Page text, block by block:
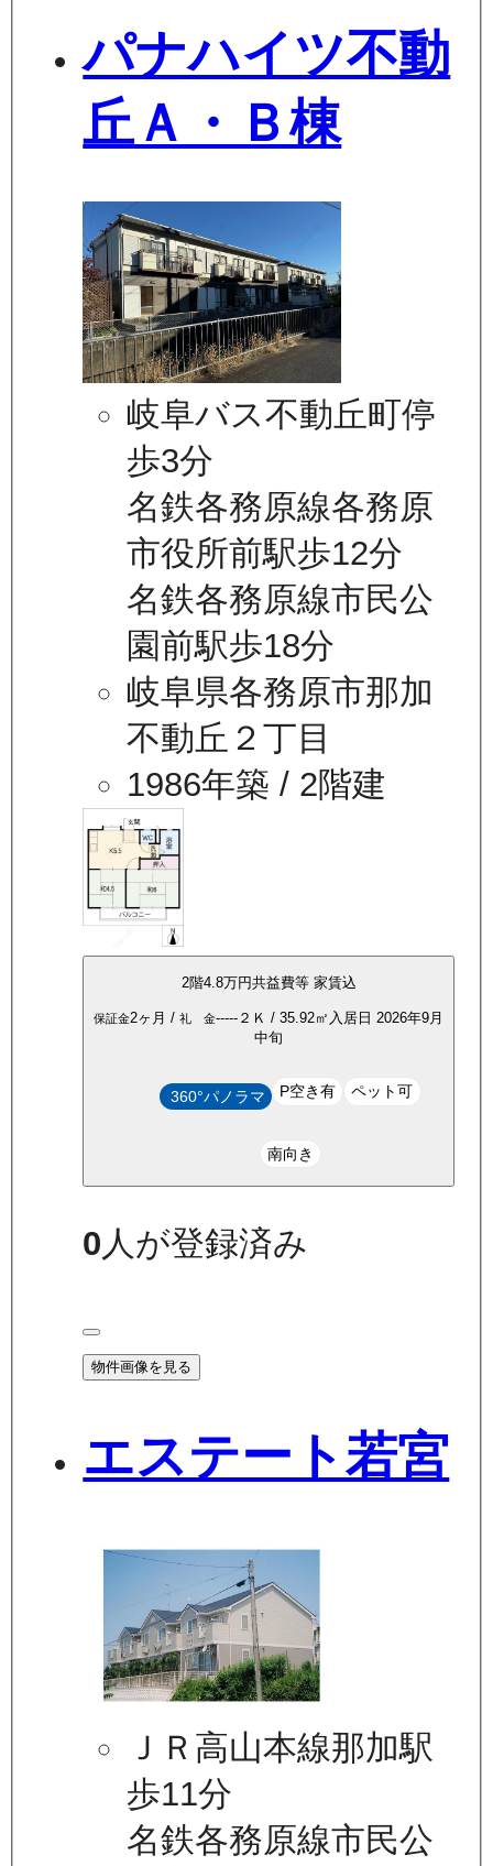
パナハイツ不動
丘Ａ・Ｂ棟
岐阜バス不動丘町停
歩3分
名鉄各務原線各務原
市役所前駅歩12分
名鉄各務原線市民公
園前駅歩18分
岐阜県各務原市那加
不動丘２丁目
1986年築 / 2階建
2階4.8万円共益費等 家賃込
保証金2ヶ月 / 礼 金----- ２Ｋ / 35.92㎡ 入居日 2026年9月
中旬
360°パノラマ P空き有 ペット可
南向き
0 人が登録済み
物件画像を見る
エステート若宮
ＪＲ高山本線那加駅
歩11分
名鉄各務原線市民公